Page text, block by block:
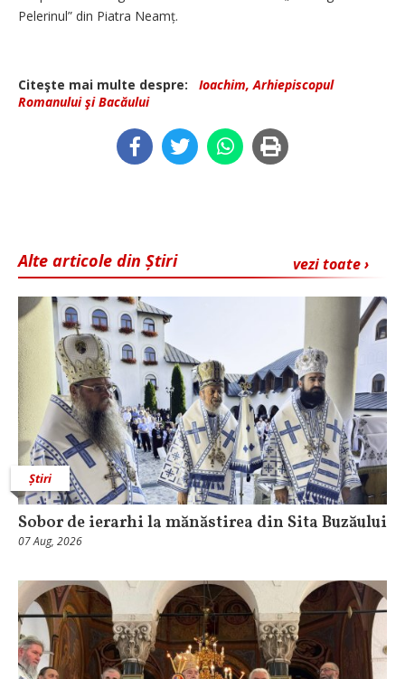
Pelerinul” din Piatra Neamț.
Citeşte mai multe despre:
Ioachim, Arhiepiscopul
Romanului şi Bacăului
vezi toate ›
Alte articole din Știri
Știri
Sobor de ierarhi la mănăstirea din Sita Buzăului
07 Aug, 2026